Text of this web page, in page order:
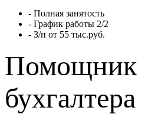
- Полная занятость
- График работы 2/2
- З/п от 55 тыс.руб.
Помощник
бухгалтера